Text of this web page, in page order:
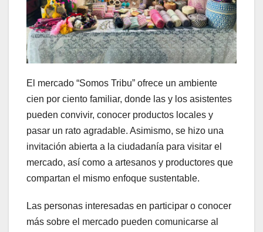
El mercado “Somos Tribu” ofrece un ambiente
cien por ciento familiar, donde las y los asistentes
pueden convivir, conocer productos locales y
pasar un rato agradable. Asimismo, se hizo una
invitación abierta a la ciudadanía para visitar el
mercado, así como a artesanos y productores que
compartan el mismo enfoque sustentable.
Las personas interesadas en participar o conocer
más sobre el mercado pueden comunicarse al